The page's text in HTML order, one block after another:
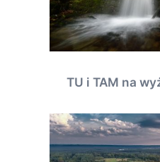
TU i TAM na